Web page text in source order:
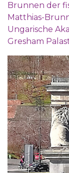
Brunnen der
Matthias-
Ungarische
Gresham